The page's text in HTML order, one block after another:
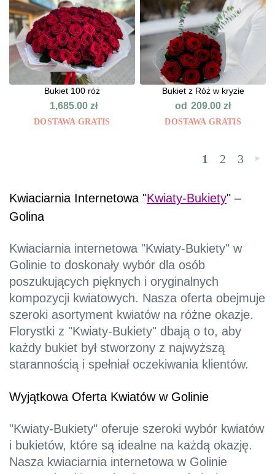
Bukiet 100 róż
1,685.00zł
DOSTAWA GRATIS
Bukiet z Róż w kryzie
od 209.00zł
DOSTAWA GRATIS
1 2 3 »
Kwiaciarnia Internetowa "Kwiaty-Bukiety" –
Golina
Kwiaciarnia internetowa "Kwiaty-Bukiety" w
Golinie to doskonały wybór dla osób
poszukujących pięknych i oryginalnych
kompozycji kwiatowych. Nasza oferta obejmuje
szeroki asortyment kwiatów na różne okazje.
Florystki z "Kwiaty-Bukiety" dbają o to, aby
każdy bukiet był stworzony z najwyższą
starannością i spełniał oczekiwania klientów.
Wyjątkowa Oferta Kwiatów w Golinie
"Kwiaty-Bukiety" oferuje szeroki wybór kwiatów
i bukietów, które są idealne na każdą okazję.
Nasza kwiaciarnia internetowa w Golinie